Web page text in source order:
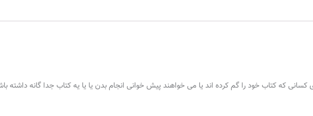
که کتاب خود را گم کرده اند یا می خواهند پیش خوانی انجام بدن یا یا یه کتاب جدا گانه داشته